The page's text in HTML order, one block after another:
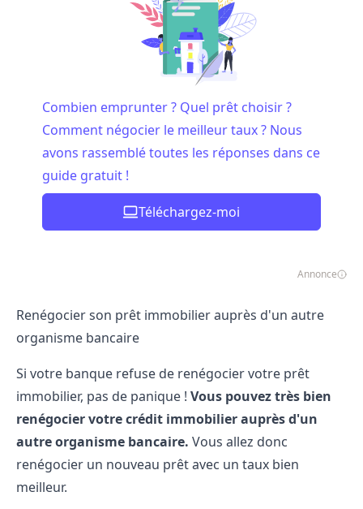
Combien emprunter ? Quel prêt choisir ?
Comment négocier le meilleur taux ? Nous
avons rassemblé toutes les réponses dans ce
guide gratuit !
Téléchargez-moi
Annonce
Renégocier son prêt immobilier auprès d'un autre
organisme bancaire
Si votre banque refuse de renégocier votre prêt
immobilier, pas de panique ! Vous pouvez très bien
renégocier votre crédit immobilier auprès d'un
autre organisme bancaire. Vous allez donc
renégocier un nouveau prêt avec un taux bien
meilleur.